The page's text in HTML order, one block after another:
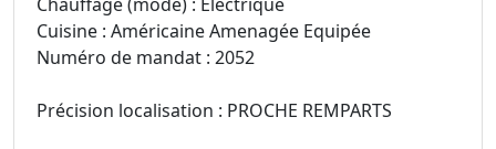
Cuisine : Américaine Amenagée Equipée
Numéro de mandat : 2052
Précision localisation : PROCHE REMPARTS